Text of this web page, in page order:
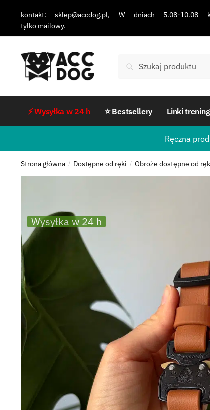
kontakt: sklep@accdog.pl, W dniach 5.08-10.08
tylko mailowy.
Szukaj
⚡ Wysyłka w 24 h ⭐ Bestsellery Linki
Ręczna
Strona główna / Dostępne od ręki / Obroże dostępne od
Wysyłka w 24 h